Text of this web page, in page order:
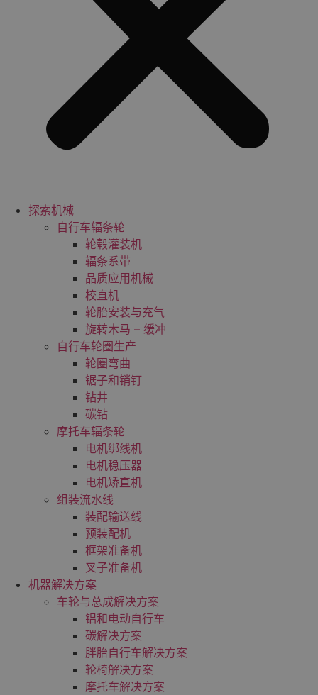
探索机械
自行车辐条轮
轮毂灌装机
辐条系带
品质应用机械
校直机
轮胎安装与充气
旋转木马 – 缓冲
自行车轮圈生产
轮圈弯曲
锯子和销钉
钻井
碳钻
摩托车辐条轮
电机绑线机
电机稳压器
电机矫直机
组装流水线
装配输送线
预装配机
框架准备机
叉子准备机
机器解决方案
车轮与总成解决方案
铝和电动自行车
碳解决方案
胖胎自行车解决方案
轮椅解决方案
摩托车解决方案